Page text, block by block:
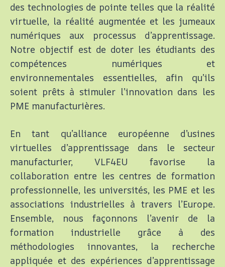
des technologies de pointe telles que la réalité
virtuelle, la réalité augmentée et les jumeaux
numériques aux processus d’apprentissage.
Notre objectif est de doter les étudiants des
compétences numériques et
environnementales essentielles, afin qu’ils
soient prêts à stimuler l’innovation dans les
PME manufacturières.
En tant qu’alliance européenne d’usines
virtuelles d’apprentissage dans le secteur
manufacturier, VLF4EU favorise la
collaboration entre les centres de formation
professionnelle, les universités, les PME et les
associations industrielles à travers l’Europe.
Ensemble, nous façonnons l’avenir de la
formation industrielle grâce à des
méthodologies innovantes, la recherche
appliquée et des expériences d’apprentissage